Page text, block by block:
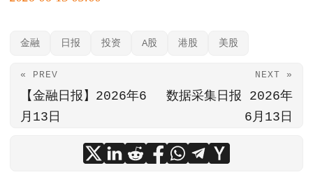
金融 日报 投资 A股 港股 美股
« PREV
【金融日报】2026年6
月13日
NEXT »
数据采集日报 2026年
6月13日